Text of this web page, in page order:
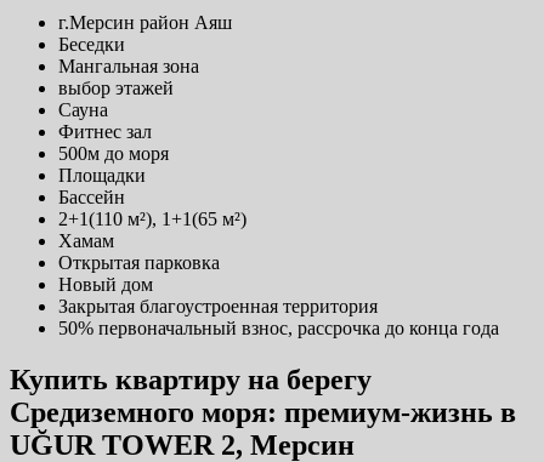
г.Мерсин район Аяш
Беседки
Мангальная зона
выбор этажей
Сауна
Фитнес зал
500м до моря
Площадки
Бассейн
2+1(110 м²), 1+1(65 м²)
Хамам
Открытая парковка
Новый дом
Закрытая благоустроенная территория
50% первоначальный взнос, рассрочка до конца года
Купить квартиру на берегу
Средиземного моря: премиум-жизнь в
UĞUR TOWER 2, Мерсин